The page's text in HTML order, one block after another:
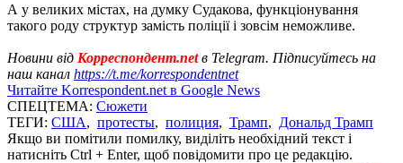
А у великих містах, на думку Судакова, функціонування
такого роду структур замість поліції і зовсім неможливе.
Новини від Корреспондент.netв Telegram. Підписуйтесь на
наш канал https://t.me/korrespondentnet
Читайте Korrespondent.net в Google News
СПЕЦТЕМА: Сюжети
ТЕГИ: США, протесты, полиция, Трамп, Дональд Трамп
Якщо ви помітили помилку, виділіть необхідний текст і
натисніть Ctrl + Enter, щоб повідомити про це редакцію.